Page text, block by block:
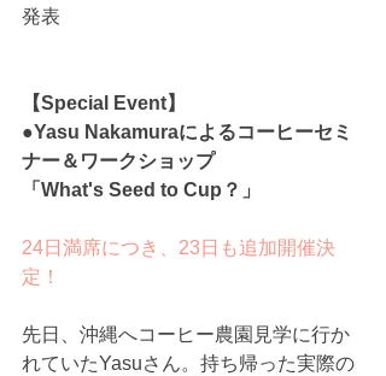
発表
【Special Event】
●Yasu Nakamuraによるコーヒーセミ
ナー＆ワークショップ
「What's Seed to Cup？」
24日満席につき、23日も追加開催決
定！
先日、沖縄へコーヒー農園見学に行か
れていたYasuさん。持ち帰った実際の